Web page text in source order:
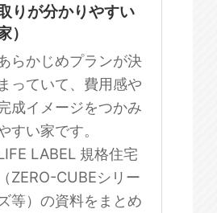
まっていない
りが分かりやすい
）
らかじめプランが決
まっていて、費用感や
成イメージをつかみ
すい家です。
LABEL 規格住宅
（ZERO-CUBEシリー
ズ等）の資料をまとめ